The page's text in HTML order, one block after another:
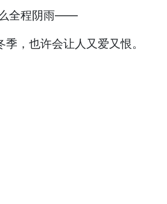
全程阴雨——
季，也许会让人又爱又恨。